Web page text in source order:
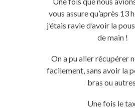
vous assure qu’après 13
j’étais ravie d’avoir la
de main !
On a pu aller récupérer
facilement, sans avoir la
bras ou
Une fois le